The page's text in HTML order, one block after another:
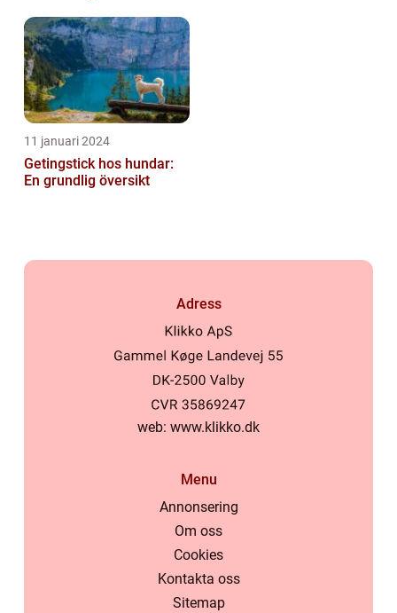
11 januari 2024
Getingstick hos hundar:
En grundlig översikt
Adress
web: www.klikko.dk
Menu
Annonsering
Om oss
Cookies
Kontakta oss
Sitemap